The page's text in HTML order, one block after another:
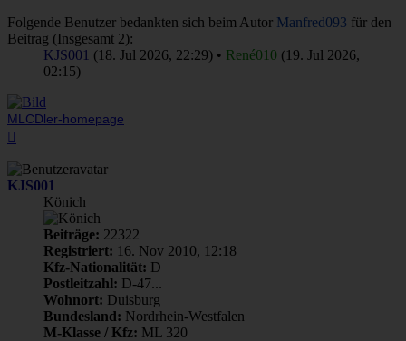
Folgende Benutzer bedankten sich beim Autor Manfred093 für den
Beitrag (Insgesamt 2):
KJS001 (18. Jul 2026, 22:29) • René010 (19. Jul 2026,
02:15)
MLCDler-homepage
KJS001
Könich
Beiträge: 22322
Registriert: 16. Nov 2010, 12:18
Kfz-Nationalität: D
Postleitzahl: D-47...
Wohnort: Duisburg
Bundesland: Nordrhein-Westfalen
M-Klasse / Kfz: ML 320